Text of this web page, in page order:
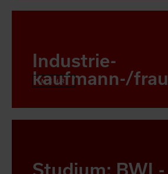
Industrie-
kaufmann-/frau
MEHR
Studium: BWL-